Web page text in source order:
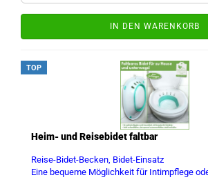
IN DEN WARENKORB
TOP
Heim- und Reisebidet faltbar
Reise-Bidet-Becken, Bidet-Einsatz
Eine bequeme Möglichkeit für Intimpflege